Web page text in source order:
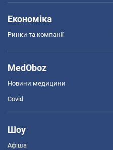
Економіка
Ринки та компанії
MedOboz
Новини медицини
Covid
Шоу
Афіша